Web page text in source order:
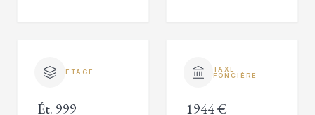
ÉTAGE
Ét. 999
TAXE
FONCIÈRE
1944 €